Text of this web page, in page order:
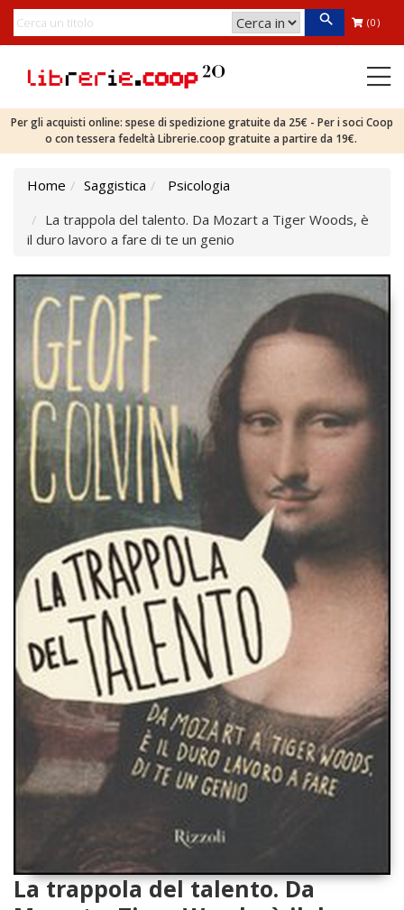
(0)
Per gli acquisti online: spese di spedizione gratuite da 25€ - Per i soci Coop
o con tessera fedeltà Librerie.coop gratuite a partire da 19€.
Home Saggistica
Psicologia
La trappola del talento. Da Mozart a Tiger Woods, è
il duro lavoro a fare di te un genio
La trappola del talento. Da